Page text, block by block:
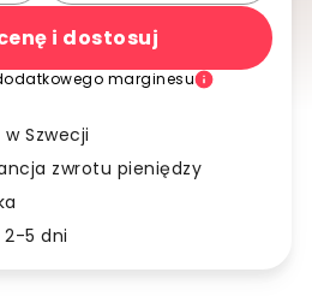
i dostosuj
marginesu
Szwecji
zwrotu pieniędzy
2-5 dni